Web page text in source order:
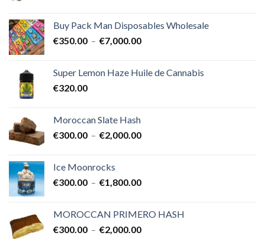
€400.00
à
Buy Pack Man Disposables Wholesale
€350.00 – €7,000.00Plage
€350.00
Super Lemon Haze Huile de Cannabis
€320.00
Moroccan Slate Hash
€300.00 – €2,000.00Plage
à
Ice Moonrocks
€300.00 – €1,800.00Plage
€300.00
à
MOROCCAN PRIMERO HASH
€300.00 – €2,000.00Plage